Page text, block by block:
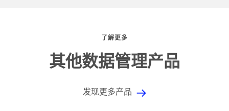
了解更多
其他数据管理产品
发现更多产品